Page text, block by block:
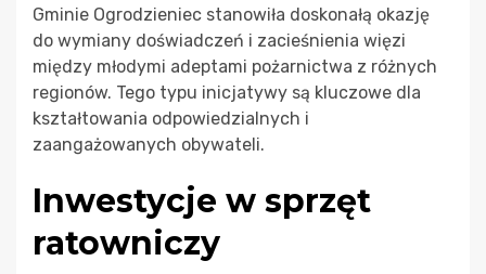
Gminie Ogrodzieniec stanowiła doskonałą okazję
do wymiany doświadczeń i zacieśnienia więzi
między młodymi adeptami pożarnictwa z różnych
regionów. Tego typu inicjatywy są kluczowe dla
kształtowania odpowiedzialnych i
zaangażowanych obywateli.
Inwestycje w sprzęt
ratowniczy